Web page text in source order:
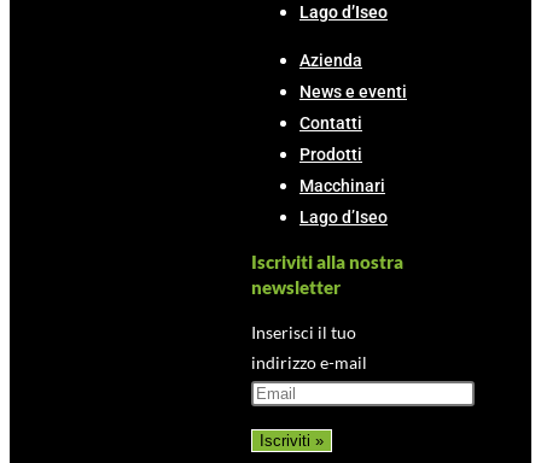
Lago d’Iseo
Azienda
News e eventi
Contatti
Prodotti
Macchinari
Lago d’Iseo
Iscriviti alla nostra
newsletter
Inserisci il tuo
indirizzo e-mail